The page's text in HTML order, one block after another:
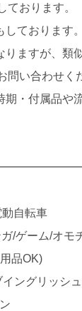
おります。
ております。
ますが、類
問い合わせく
・付属品や
動自転車
/ゲーム/オモ
品OK)
イングリッシ